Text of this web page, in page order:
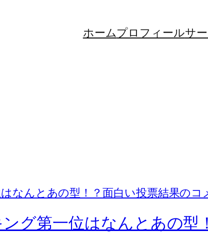
ホームプロフィールサ
グ第一位はなんとあの型